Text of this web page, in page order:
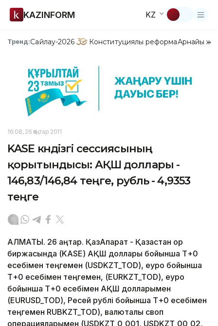
KAZINFORM KZ
Тренд:Сайлау-2026 Конституциялық реформаАрнайы
16:08, 26 Қаңтар 2011
KASE күндізгі сессиясының
қорытындысы: АҚШ доллары -
146,83/146,84 теңге, рубль - 4,9353
теңге
АЛМАТЫ. 26 қаңтар. ҚазАқпарат - Қазақстан қор
биржасында (KASE) АҚШ доллары бойынша Т+0
есебімен теңгемен (USDKZT_TOD), еуро бойынша
Т+0 есебімен теңгемен, (EURKZT_TOD), еуро
бойынша Т+0 есебімен АҚШ долларымен
(EURUSD_TOD), Ресей рублі бойынша Т+0 есебімен
теңгемен RUBKZT_TOD), валюталық своп
операцияларымен (USDKZT_0_001, USDKZT_00_02,